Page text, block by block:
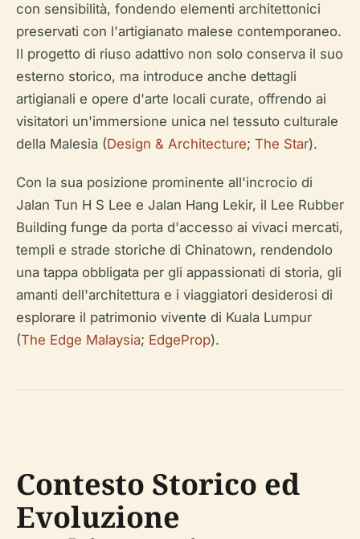
con sensibilità, fondendo elementi architettonici
preservati con l'artigianato malese contemporaneo.
Il progetto di riuso adattivo non solo conserva il suo
esterno storico, ma introduce anche dettagli
artigianali e opere d'arte locali curate, offrendo ai
visitatori un'immersione unica nel tessuto culturale
della Malesia (Design & Architecture; The Star).
Con la sua posizione prominente all'incrocio di
Jalan Tun H S Lee e Jalan Hang Lekir, il Lee Rubber
Building funge da porta d'accesso ai vivaci mercati,
templi e strade storiche di Chinatown, rendendolo
una tappa obbligata per gli appassionati di storia, gli
amanti dell'architettura e i viaggiatori desiderosi di
esplorare il patrimonio vivente di Kuala Lumpur
(The Edge Malaysia; EdgeProp).
Contesto Storico ed
Evoluzione